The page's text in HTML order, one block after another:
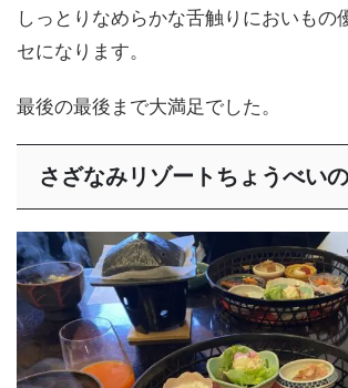
しっとりなめらかな舌触りにおいもの
セになります。
最後の最後まで大満足でした。
さざなみリゾートちょうべい